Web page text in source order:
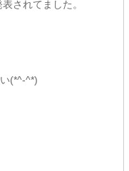
されてました。
(*^-^*)